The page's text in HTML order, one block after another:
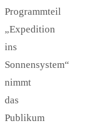
Programmteil
„Expedition
ins
Sonnensystem“
nimmt
das
Publikum